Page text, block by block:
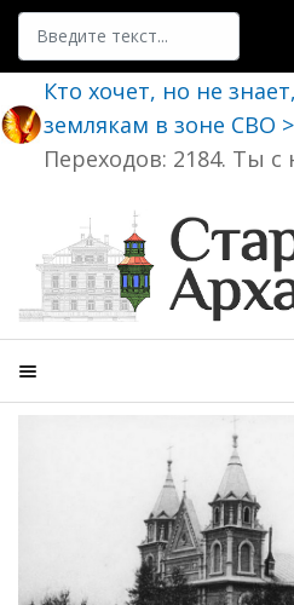
Поиск
Кто хочет, но не
землякам в зоне СВО
Переходов: 2184. Ты с